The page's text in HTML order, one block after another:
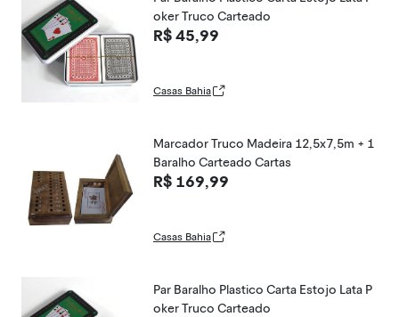
oker Truco Carteado
R$ 45,99
Casas Bahia
Marcador Truco Madeira 12,5x7,5m + 1
Baralho Carteado Cartas
R$ 169,99
Casas Bahia
Par Baralho Plastico Carta Estojo Lata P
oker Truco Carteado